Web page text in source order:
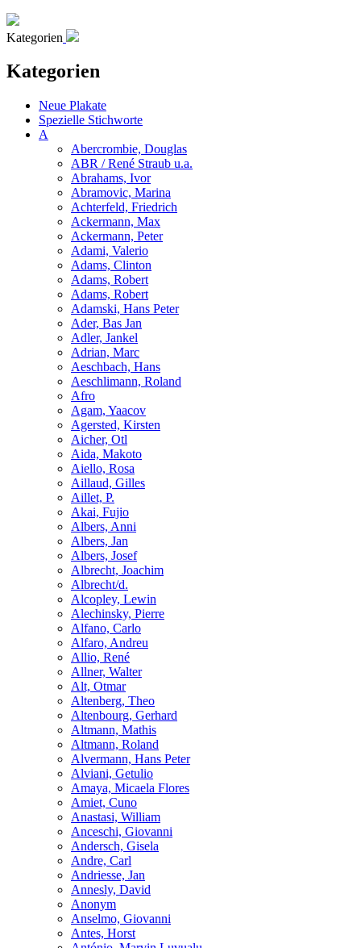
Kategorien
Kategorien
Neue Plakate
Spezielle Stichworte
A
Abercrombie, Douglas
ABR / René Straub u.a.
Abrahams, Ivor
Abramovic, Marina
Achterfeld, Friedrich
Ackermann, Max
Ackermann, Peter
Adami, Valerio
Adams, Clinton
Adams, Robert
Adams, Robert
Adamski, Hans Peter
Ader, Bas Jan
Adler, Jankel
Adrian, Marc
Aeschbach, Hans
Aeschlimann, Roland
Afro
Agam, Yaacov
Agersted, Kirsten
Aicher, Otl
Aida, Makoto
Aiello, Rosa
Aillaud, Gilles
Aillet, P.
Akai, Fujio
Albers, Anni
Albers, Jan
Albers, Josef
Albrecht, Joachim
Albrecht/d.
Alcopley, Lewin
Alechinsky, Pierre
Alfano, Carlo
Alfaro, Andreu
Allio, René
Allner, Walter
Alt, Otmar
Altenberg, Theo
Altenbourg, Gerhard
Altmann, Mathis
Altmann, Roland
Alvermann, Hans Peter
Alviani, Getulio
Amaya, Micaela Flores
Amiet, Cuno
Anastasi, William
Anceschi, Giovanni
Andersch, Gisela
Andre, Carl
Andriesse, Jan
Annesly, David
Anonym
Anselmo, Giovanni
Antes, Horst